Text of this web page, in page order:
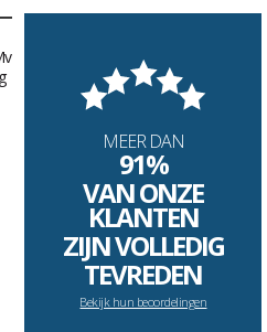
MEER DAN
91%
VAN ONZE
KLANTEN
ZIJN VOLLEDIG
TEVREDEN
Bekijk hun beoordelingen